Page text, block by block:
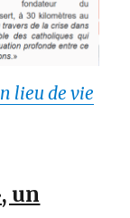
lieu de vie
un